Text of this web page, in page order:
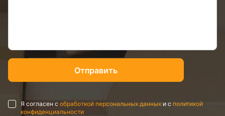
Я согласен с обработкой персональных данных и с политикой
конфиденциальности